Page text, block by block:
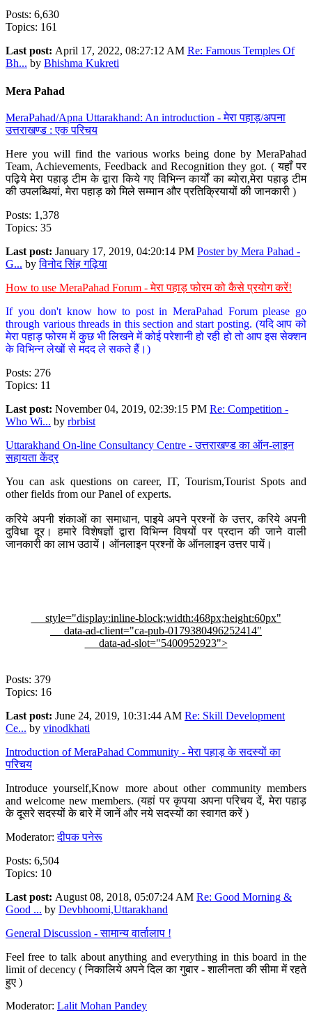
Posts: 6,630
Topics: 161
Last post: April 17, 2022, 08:27:12 AM Re: Famous Temples Of
Bh... by Bhishma Kukreti
Mera Pahad
MeraPahad/Apna Uttarakhand: An introduction - मेरा पहाड़/अपना
उत्तराखण्ड : एक परिचय
Here you will find the various works being done by MeraPahad
Team, Achievements, Feedback and Recognition they got. ( यहाँ पर
पढ़िये मेरा पहाड़ टीम के द्वारा किये गए विभिन्न कार्यों का ब्योरा,मेरा पहाड़ टीम
की उपलब्धियां, मेरा पहाड़ को मिले सम्मान और प्रतिक्रियायों की जानकारी )
Posts: 1,378
Topics: 35
Last post: January 17, 2019, 04:20:14 PM Poster by Mera Pahad -
G... byविनोद सिंह गढ़िया
How to use MeraPahad Forum - मेरा पहाड़ फोरम को कैसे प्रयोग करें!
If you don't know how to post in MeraPahad Forum please go
through various threads in this section and start posting. (यदि आप को
मेरा पहाड़ फोरम में कुछ भी लिखने में कोई परेशानी हो रही हो तो आप इस सेक्शन
के विभिन्न लेखों से मदद ले सकते हैं।)
Posts: 276
Topics: 11
Last post: November 04, 2019, 02:39:15 PM Re: Competition -
Who Wi... by rbrbist
Uttarakhand On-line Consultancy Centre - उत्तराखण्ड का ऑन-लाइन
सहायता केंद्र
You can ask questions on career, IT, Tourism,Tourist Spots and
other fields from our Panel of experts.
करिये अपनी शंकाओं का समाधान, पाइये अपने प्रश्नों के उत्तर, करिये अपनी
दुविधा दूर। हमारे विशेषज्ञों द्वारा विभिन्न विषयों पर प्रदान की जाने वाली
जानकारी का लाभ उठायें। ऑनलाइन प्रश्नों के ऑनलाइन उत्तर पायें।
style="display:inline-block;width:468px;height:60px"
data-ad-client="ca-pub-0179380496252414"
data-ad-slot="5400952923">
Posts: 379
Topics: 16
Last post: June 24, 2019, 10:31:44 AM Re: Skill Development
Ce... by vinodkhati
Introduction of MeraPahad Community - मेरा पहाड़ के सदस्यों का
परिचय
Introduce yourself,Know more about other community members
and welcome new members. (यहां पर कृपया अपना परिचय दें, मेरा पहाड़
के दूसरे सदस्यों के बारे में जानें और नये सदस्यों का स्वागत करें )
Moderator:दीपक पनेरू
Posts: 6,504
Topics: 10
Last post: August 08, 2018, 05:07:24 AM Re: Good Morning &
Good ... by Devbhoomi,Uttarakhand
General Discussion - सामान्य वार्तालाप !
Feel free to talk about anything and everything in this board in the
limit of decency ( निकालिये अपने दिल का गुबार - शालीनता की सीमा में रहते
हुए )
Moderator: Lalit Mohan Pandey